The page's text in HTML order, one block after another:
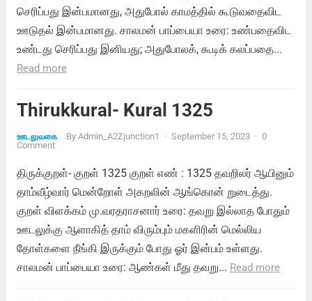
செரிப்பது இன்பமானது, அதுபோல் காமத்தில் கூடுவதைவிட
ஊடுதல் இன்பமானது. சாலமன் பாப்பையா உரை: உண்பதைவிட
உண்டது செரிப்பது இனியது; அதுபோலக், கூடிக் கலப்பதை...
Read more
Thirukkural- Kural 1325
ஊடலுவகை By Admin_A2Zjunction1 · September 15, 2023 · 0
Comment
திருக்குறள்- குறள் 1325 குறள் எண் : 1325 தவறிலர் ஆயினும்
தாம்வீழ்வார் மென்றோள் அகறலின் ஆங்கொன் றுடைத்து.
குறள் விளக்கம் மு.வரதராசனார் உரை: தவறு இல்லாத போதும்
ஊடலுக்கு ஆளாகித் தாம் விரும்பும் மகளிரின் மெல்லிய
தோள்களை நீங்கி இருக்கும் போது ஓர் இன்பம் உள்ளது.
சாலமன் பாப்பையா உரை: ஆண்கள் மீது தவறு... Read more